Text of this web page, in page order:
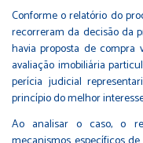
Conforme o relatório do
recorreram da decisão da
havia proposta de compra
avaliação imobiliária
perícia judicial
princípio do melhor
Ao analisar o caso, o